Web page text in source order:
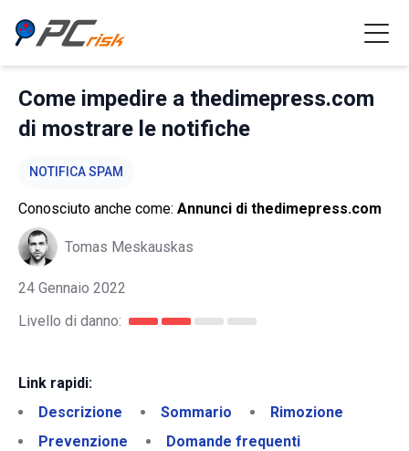
Come impedire a thedimepress.com
di mostrare le notifiche
NOTIFICA SPAM
Conosciuto anche come: Annunci di thedimepress.com
Tomas Meskauskas
24 Gennaio 2022
Livello di danno:
Link rapidi:
Descrizione
Sommario
Rimozione
Prevenzione
Domande frequenti